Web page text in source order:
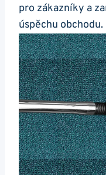
pro zákazníky a
úspěchu obchodu.